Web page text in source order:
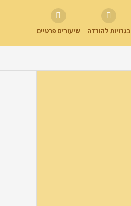
בגרויות להורדה שיעורים פרטיים